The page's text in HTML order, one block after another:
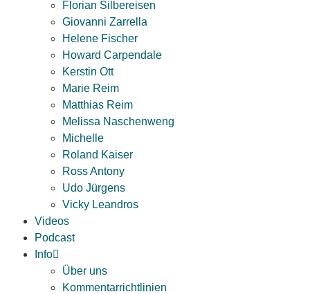
Florian Silbereisen
Giovanni Zarrella
Helene Fischer
Howard Carpendale
Kerstin Ott
Marie Reim
Matthias Reim
Melissa Naschenweng
Michelle
Roland Kaiser
Ross Antony
Udo Jürgens
Vicky Leandros
Videos
Podcast
Info
Über uns
Kommentarrichtlinien